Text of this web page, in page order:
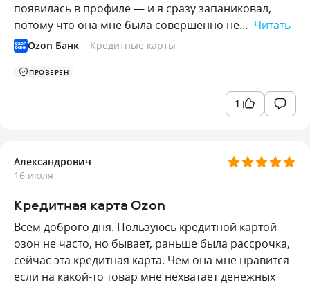
появилась в профиле — и я сразу запаниковал,
потому что она мне была совершенно не… Читать
Ozon Банк Кредитные карты
ПРОВЕРЕН
1
Александрович
16 июля
Кредитная карта Ozon
Всем доброго дня. Пользуюсь кредитной картой
озон не часто, но бывает, раньше была рассрочка,
сейчас эта кредитная карта. Чем она мне нравится
если на какой-то товар мне нехватает денежных